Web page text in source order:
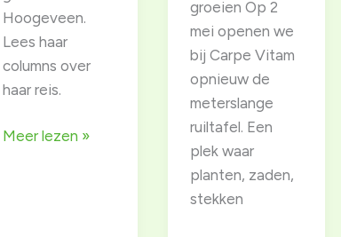
Hoogeveen.
Lees haar
columns over
haar reis.
Column
Meer lezen »
groeien Op 2
mei openen we
bij Carpe Vitam
opnieuw de
meterslange
ruiltafel. Een
plek waar
planten, zaden,
stekken